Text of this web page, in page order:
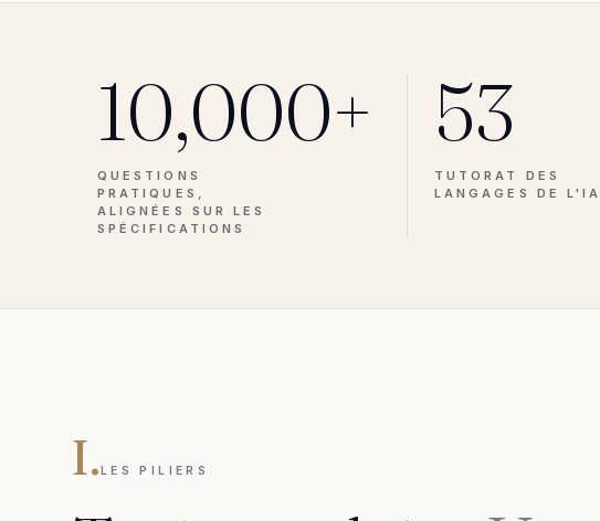
10,000+
QUESTIONS
PRATIQUES,
ALIGNÉES SUR LES
SPÉCIFICATIONS
53
TUTORAT DES
LANGAGES DE L'IA
I.LES PILIERS